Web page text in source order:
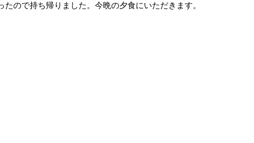
ので持ち帰りました。今晩の夕食にいただきます。